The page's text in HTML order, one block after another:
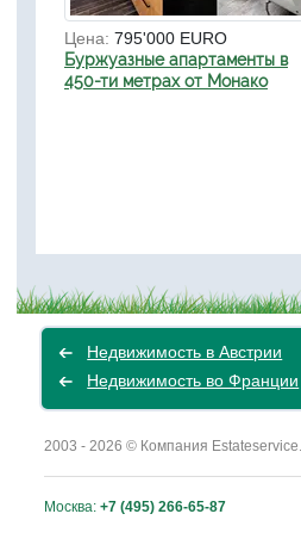
Цена: 795'000 EURO
Буржуазные апартаменты в
450-ти метрах от Монако
Недвижимость в Австрии
Недвижимость во Франции
2003 - 2026 © Компания
Москва: +7 (495) 266-65-87